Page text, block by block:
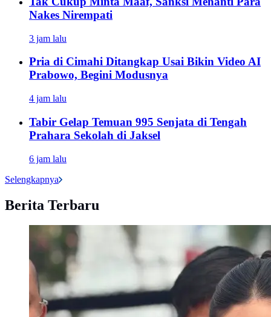
Nakes Nirempati
3 jam lalu
Pria di Cimahi Ditangkap Usai Bikin Video AI
Prabowo, Begini Modusnya
4 jam lalu
Tabir Gelap Temuan 995 Senjata di Tengah
Prahara Sekolah di Jaksel
6 jam lalu
Selengkapnya
Berita Terbaru